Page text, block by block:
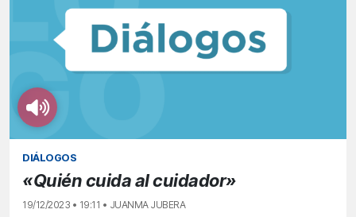
DIÁLOGOS
«Quién cuida al cuidador»
19/12/2023 • 19:11 • JUANMA JUBERA